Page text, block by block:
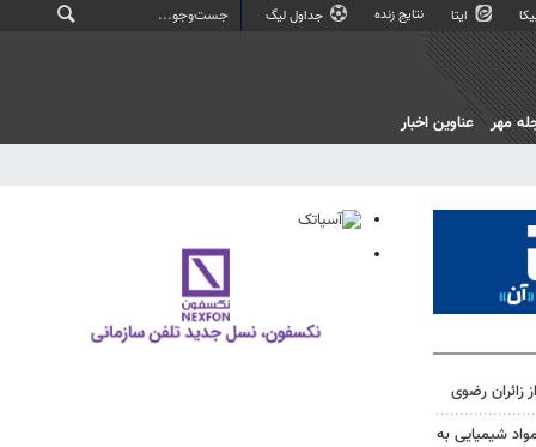
ایتا نتایج زنده جداول لیگ
مهر عناوین اخبار
زائران رضوی
شیمیایی به